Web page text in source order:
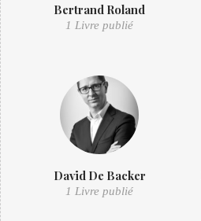
Bertrand Roland
1 Livre publié
David De Backer
1 Livre publié